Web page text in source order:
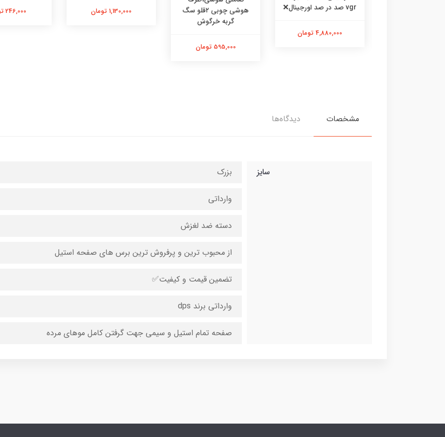
هوشی چوبی ۲قلو سگ
1,130,000 تومان 246,000 تومان 240,000 تومان
مشخصات دیدگاه‌ها
سایز بزرک
وارداتی
دسته ضد لغزش
از محبوب ترین و پرفروش ترین برس های صفحه استیل
تضمین قیمت و کیفیت✅
وارداتی برند dps
صفحه تمام استیل و سیمی جهت گرفتن کامل موهای مرده